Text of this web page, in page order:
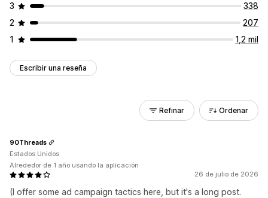
3
338
2
207
1
1,2 mil
Escribir una reseña
Refinar Ordenar
26 de julio de 2026
(I offer some ad campaign tactics here, but it's a long post.
90Threads
Estados Unidos
Alrededor de 1 año usando la aplicación